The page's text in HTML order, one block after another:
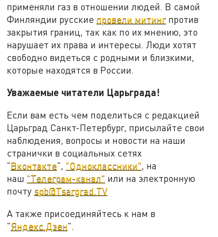
применяли газ в отношении людей. В самой
Финляндии русские провели митинг против
закрытия границ, так как по их мнению, это
нарушает их права и интересы. Люди хотят
свободно видеться с родными и близкими,
которые находятся в России.
Уважаемые читатели Царьграда!
Если вам есть чем поделиться с редакцией
Царьград Санкт-Петербург, присылайте свои
наблюдения, вопросы и новости на наши
странички в социальных сетях
"Вконтакте", "Одноклассники", на
наш "Телеграм-канал" или на электронную
почту spb@Tsargrad.TV
А также присоединяйтесь к нам в
"Яндекс.Дзен".